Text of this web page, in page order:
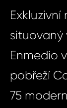
situovaný
Enmedio
pobřeží
75